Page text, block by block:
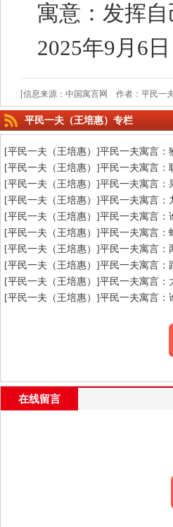
寓意：发挥
2025年9月6日
[信息来源：中国寓言网 作者：平民一
平民一夫（王培惠）专栏
[平民一夫（王培惠）]平民一夫寓言：
[平民一夫（王培惠）]平民一夫寓言：
[平民一夫（王培惠）]平民一夫寓言：
[平民一夫（王培惠）]平民一夫寓言：
[平民一夫（王培惠）]平民一夫寓言：
[平民一夫（王培惠）]平民一夫寓言：
[平民一夫（王培惠）]平民一夫寓言：
[平民一夫（王培惠）]平民一夫寓言：
[平民一夫（王培惠）]平民一夫寓言：
[平民一夫（王培惠）]平民一夫寓言：
在线留言